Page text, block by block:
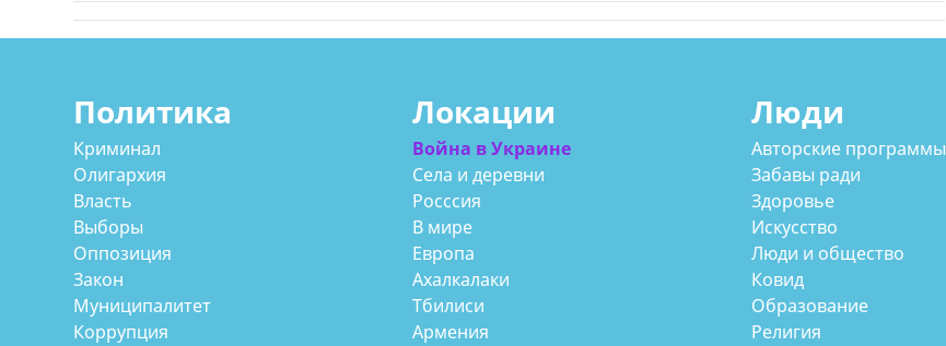
Политика
Криминал
Олигархия
Власть
Выборы
Оппозиция
Закон
Муниципалитет
Коррупция
Локации
Война в Украине
Села и деревни
Росссия
В мире
Европа
Ахалкалаки
Тбилиси
Армения
Люди
Авторские программы
Забавы ради
Здоровье
Искусство
Люди и общество
Ковид
Образование
Религия